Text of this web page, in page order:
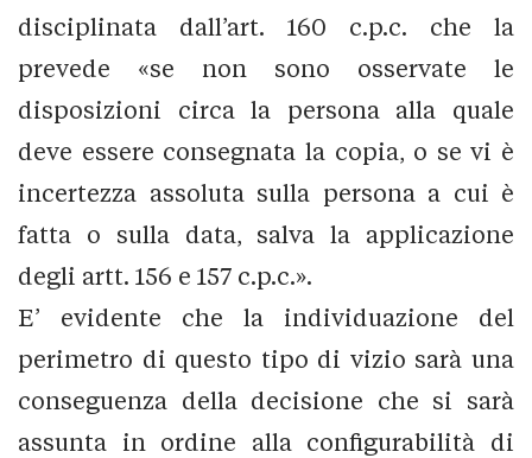
disciplinata dall’art. 160 c.p.c. che la
prevede «se non sono osservate le
disposizioni circa la persona alla quale
deve essere consegnata la copia, o se vi è
incertezza assoluta sulla persona a cui è
fatta o sulla data, salva la applicazione
degli artt. 156 e 157 c.p.c.».
E’ evidente che la individuazione del
perimetro di questo tipo di vizio sarà una
conseguenza della decisione che si sarà
assunta in ordine alla configurabilità di